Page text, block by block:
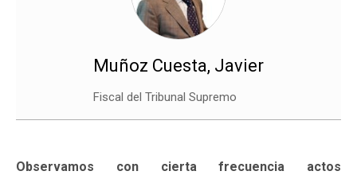
Muñoz Cuesta, Javier
Fiscal del Tribunal Supremo
Observamos con cierta frecuencia actos